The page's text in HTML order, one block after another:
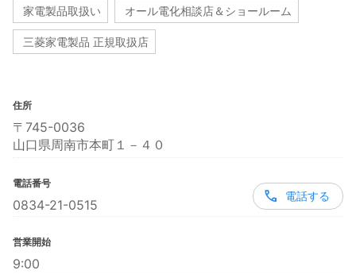
家電製品取扱い オール電化相談店＆ショールーム
三菱家電製品 正規取扱店
住所
〒745-0036
山口県周南市本町１－４０
電話番号
0834-21-0515
電話する
営業開始
9:00